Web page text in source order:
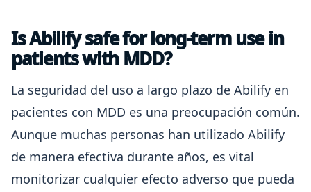
Is Abilify safe for long-term use in
patients with MDD?
La seguridad del uso a largo plazo de Abilify en
pacientes con MDD es una preocupación común.
Aunque muchas personas han utilizado Abilify
de manera efectiva durante años, es vital
monitorizar cualquier efecto adverso que pueda